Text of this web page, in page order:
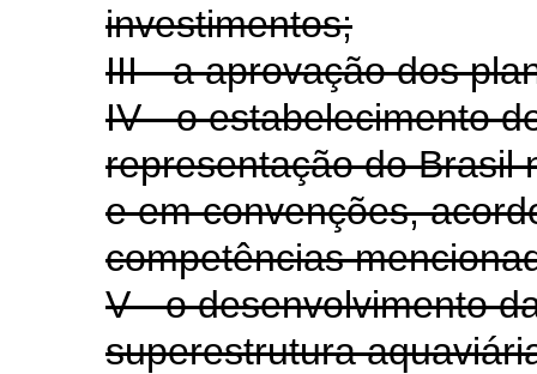
investimentos;
III - a aprovação dos
IV - o estabelecimento
representação do Brasil
e em convenções,
competências
V - o desenvolvimento
superestrutura